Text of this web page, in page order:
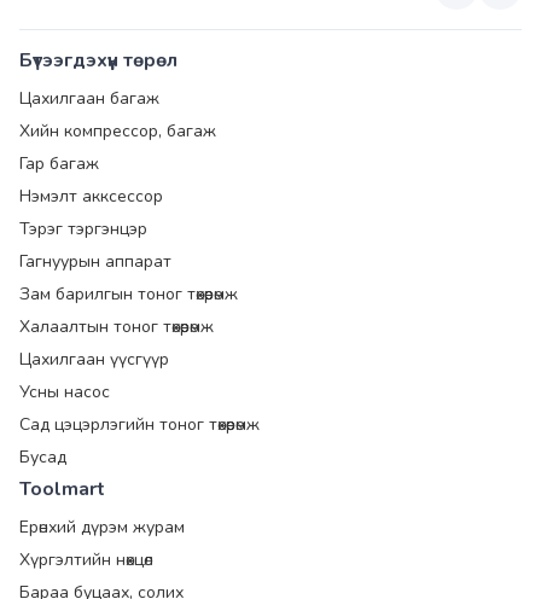
Бүтээгдэхүүн төрөл
Цахилгаан багаж
Хийн компрессор, багаж
Гар багаж
Нэмэлт акксессор
Тэрэг тэргэнцэр
Гагнуурын аппарат
Зам барилгын тоног төхөөрөмж
Халаалтын тоног төхөөрөмж
Цахилгаан үүсгүүр
Усны насос
Сад цэцэрлэгийн тоног төхөөрөмж
Бусад
Toolmart
Ерөнхий дүрэм журам
Хүргэлтийн нөхцөл
Бараа буцаах, солих